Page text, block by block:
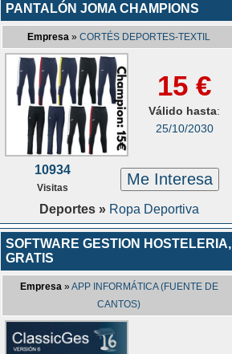
PANTALÓN JOMA CHAMPIONS
Empresa » CORTÉS DEPORTES-TEXTIL
15 €
Válido hasta:
25/10/2030
10934
Visitas Me Interesa
Deportes » Ropa Deportiva
SOFTWARE GESTION HOSTELERIA,
GRATIS
Empresa »APP INFORMÁTICA (FUENTE DE
CANTOS)